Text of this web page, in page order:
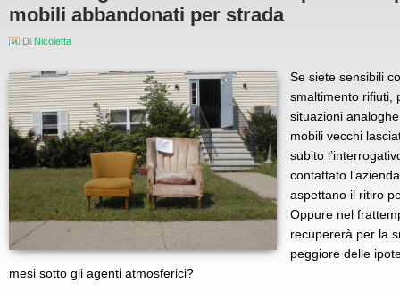
mobili abbandonati per strada
Di Nicoletta
Se siete sensibili
smaltimento rifiuti,
situazioni
mobili vecchi
subito
contattato
aspettano il ritiro
Oppure nel
recupererà per la
peggiore delle
mesi sotto gli agenti atmosferici?